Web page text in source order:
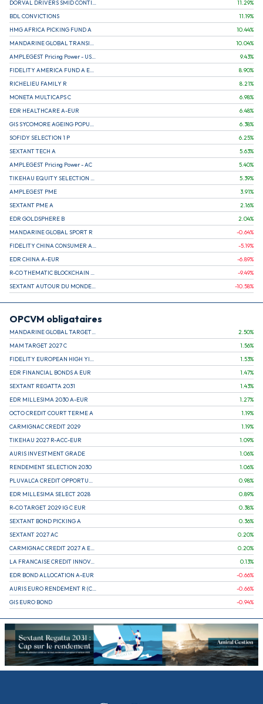
11.29%
BDL CONVICTIONS
11.19%
HMG AFRICA PICKING FUND A
10.44%
10.04%
9.43%
8.90%
RICHELIEU FAMILY R
8.21%
MONETA MULTICAPS C
6.98%
EDR HEALTHCARE A-EUR
6.48%
6.38%
SOFIDY SELECTION 1 P
6.25%
SEXTANT TECH A
5.63%
AMPLEGEST Pricing Power - AC
5.40%
5.39%
AMPLEGEST PME
3.91%
SEXTANT PME A
2.16%
EDR GOLDSPHERE B
2.04%
MANDARINE GLOBAL SPORT R
-0.64%
-5.19%
EDR CHINA A-EUR
-6.89%
-9.49%
-10.58%
OPCVM obligataires
2.50%
MAM TARGET 2027 C
1.56%
1.53%
EDR FINANCIAL BONDS A EUR
1.47%
SEXTANT REGATTA 2031
1.43%
EDR MILLESIMA 2030 A-EUR
1.27%
OCTO CREDIT COURT TERME A
1.19%
CARMIGNAC CREDIT 2029
1.19%
TIKEHAU 2027 R-ACC-EUR
1.09%
AURIS INVESTMENT GRADE
1.06%
RENDEMENT SELECTION 2030
1.06%
0.98%
EDR MILLESIMA SELECT 2028
0.89%
R-CO TARGET 2029 IG C EUR
0.38%
SEXTANT BOND PICKING A
0.36%
SEXTANT 2027 AC
0.20%
0.20%
LA FRANCAISE CREDIT INNOVATION
0.13%
EDR BOND ALLOCATION A-EUR
-0.66%
-0.66%
GIS EURO BOND
-0.94%